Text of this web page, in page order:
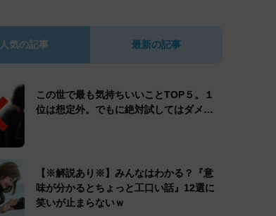
人気の記事 最新の記事
この世で最も気持ちいいことTOP５。１
位は想定外。でもに絶対試してはダメ…
【※解説あり※】みんなはわかる？『意
味が分かるとちょっと工口い話』12選に
笑いが止まらないｗ